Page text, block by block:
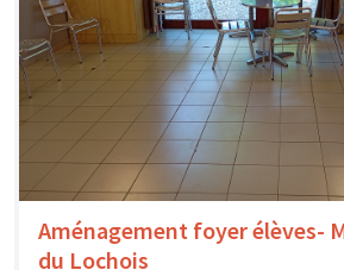
Aménagement foyer élèves-
du Lochois